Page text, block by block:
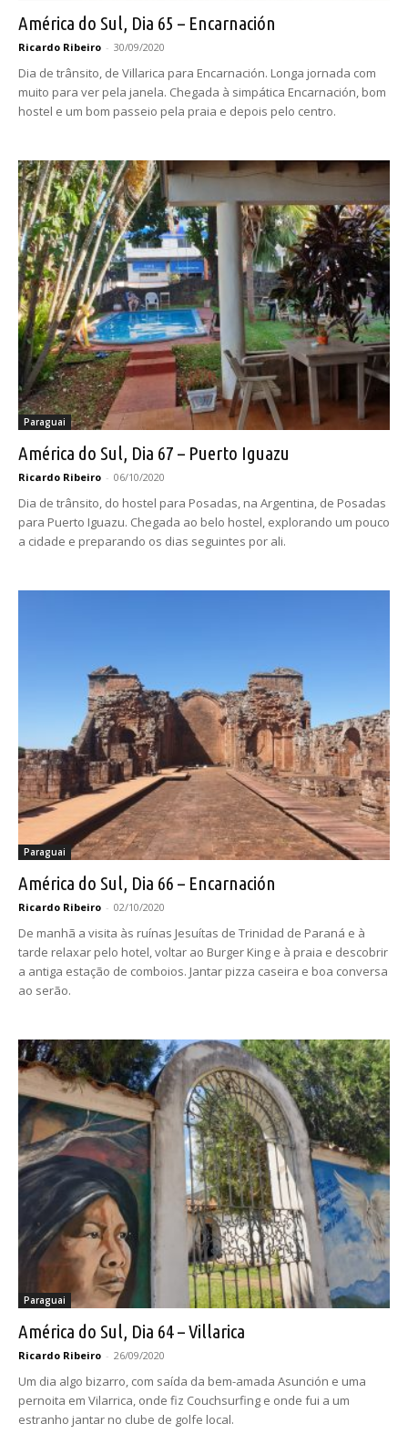
América do Sul, Dia 65 – Encarnación
Ricardo Ribeiro - 30/09/2020
Dia de trânsito, de Villarica para Encarnación. Longa jornada com
muito para ver pela janela. Chegada à simpática Encarnación, bom
hostel e um bom passeio pela praia e depois pelo centro.
Paraguai
América do Sul, Dia 67 – Puerto Iguazu
Ricardo Ribeiro - 06/10/2020
Dia de trânsito, do hostel para Posadas, na Argentina, de Posadas
para Puerto Iguazu. Chegada ao belo hostel, explorando um pouco
a cidade e preparando os dias seguintes por ali.
Paraguai
América do Sul, Dia 66 – Encarnación
Ricardo Ribeiro - 02/10/2020
De manhã a visita às ruínas Jesuítas de Trinidad de Paraná e à
tarde relaxar pelo hotel, voltar ao Burger King e à praia e descobrir
a antiga estação de comboios. Jantar pizza caseira e boa conversa
ao serão.
Paraguai
América do Sul, Dia 64 – Villarica
Ricardo Ribeiro - 26/09/2020
Um dia algo bizarro, com saída da bem-amada Asunción e uma
pernoita em Vilarrica, onde fiz Couchsurfing e onde fui a um
estranho jantar no clube de golfe local.